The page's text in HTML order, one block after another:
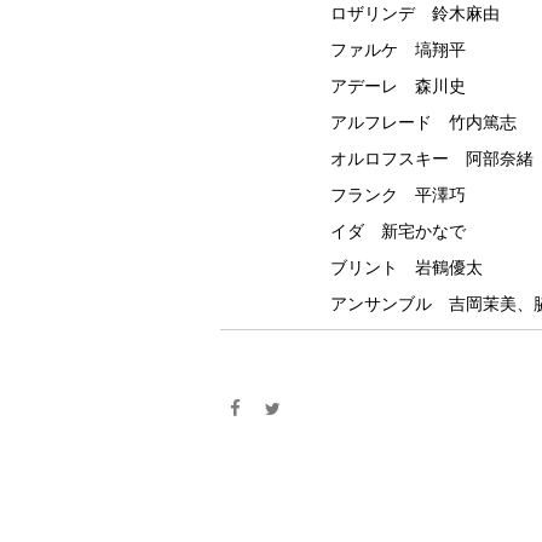
ロザリンデ 鈴木麻由
ファルケ 塙翔平
アデーレ 森川史
アルフレード 竹内篤志
オルロフスキー 阿部奈緒
フランク 平澤巧
イダ 新宅かなで
ブリント 岩鶴優太
アンサンブル 吉岡茉美、